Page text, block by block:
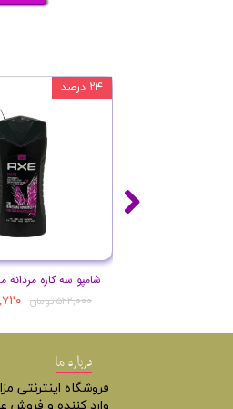
۵۲۲,۰۰۰ تومان
۲۴ درصد
درباره ما
فروشگاه اینترنتی